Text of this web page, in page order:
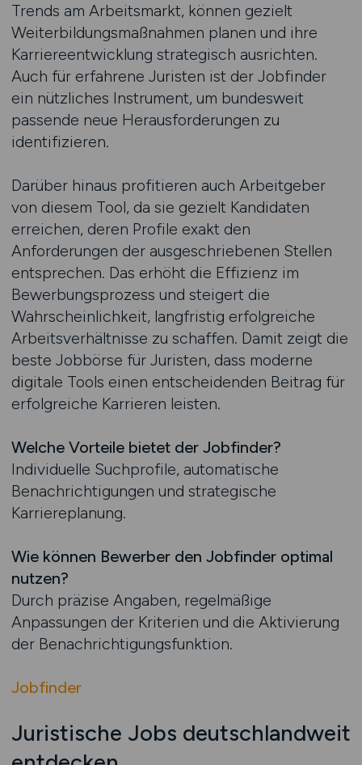
Trends am Arbeitsmarkt, können gezielt
Weiterbildungsmaßnahmen planen und ihre
Karriereentwicklung strategisch ausrichten.
Auch für erfahrene Juristen ist der Jobfinder
ein nützliches Instrument, um bundesweit
passende neue Herausforderungen zu
identifizieren.
Darüber hinaus profitieren auch Arbeitgeber
von diesem Tool, da sie gezielt Kandidaten
erreichen, deren Profile exakt den
Anforderungen der ausgeschriebenen Stellen
entsprechen. Das erhöht die Effizienz im
Bewerbungsprozess und steigert die
Wahrscheinlichkeit, langfristig erfolgreiche
Arbeitsverhältnisse zu schaffen. Damit zeigt die
beste Jobbörse für Juristen, dass moderne
digitale Tools einen entscheidenden Beitrag für
erfolgreiche Karrieren leisten.
Welche Vorteile bietet der Jobfinder?
Individuelle Suchprofile, automatische
Benachrichtigungen und strategische
Karriereplanung.
Wie können Bewerber den Jobfinder optimal
nutzen?
Durch präzise Angaben, regelmäßige
Anpassungen der Kriterien und die Aktivierung
der Benachrichtigungsfunktion.
Jobfinder
Juristische Jobs deutschlandweit